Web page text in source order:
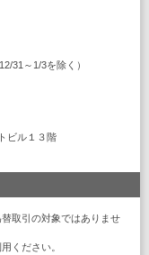
31～1/3を除く）
ビル１３階
取引の対象ではありませ
ください。